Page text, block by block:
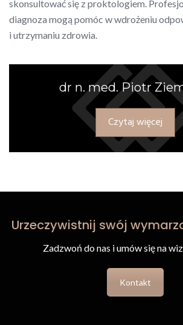
skonsultować się z proktologiem.
diagnoza mogą pomóc w wdrożeniu
i utrzymaniu zdrowia.
dr n. med. Piotr
Czytaj więcej
Urzeczywistnij swój
Zadzwoń do nas i umów się na
Kontakt